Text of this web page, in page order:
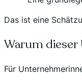
Das ist eine
Warum
Für